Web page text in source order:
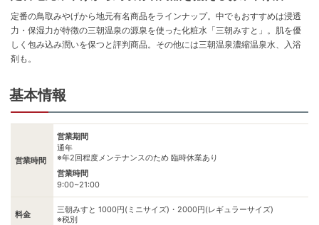
定番の鳥取みやげから地元有名商品をラインナップ。中でもおすすめは浸透
力・保湿力が特徴の三朝温泉の源泉を使った化粧水「三朝みすと」。肌を優
しく包み込み潤いを保つと評判商品。その他には三朝温泉濃縮温泉水、入浴
剤も。
基本情報
営業時間
営業期間
通年
※年2回程度メンテナンスのため 臨時休業あり
営業時間
9:00~21:00
料金
三朝みすと 1000円(ミニサイズ)・2000円(レギュラーサイズ)
※税別